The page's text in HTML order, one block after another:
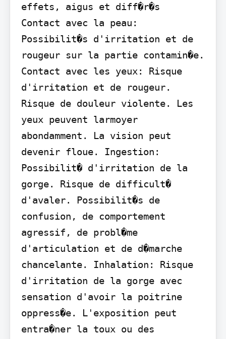
effets, aigus et diff�r�s
Contact avec la peau:
Possibilit�s d'irritation et de
rougeur sur la partie contamin�e.
Contact avec les yeux: Risque
d'irritation et de rougeur.
Risque de douleur violente. Les
yeux peuvent larmoyer
abondamment. La vision peut
devenir floue. Ingestion:
Possibilit� d'irritation de la
gorge. Risque de difficult�
d'avaler. Possibilit�s de
confusion, de comportement
agressif, de probl�me
d'articulation et de d�marche
chancelante. Inhalation: Risque
d'irritation de la gorge avec
sensation d'avoir la poitrine
oppress�e. L'exposition peut
entra�ner la toux ou des